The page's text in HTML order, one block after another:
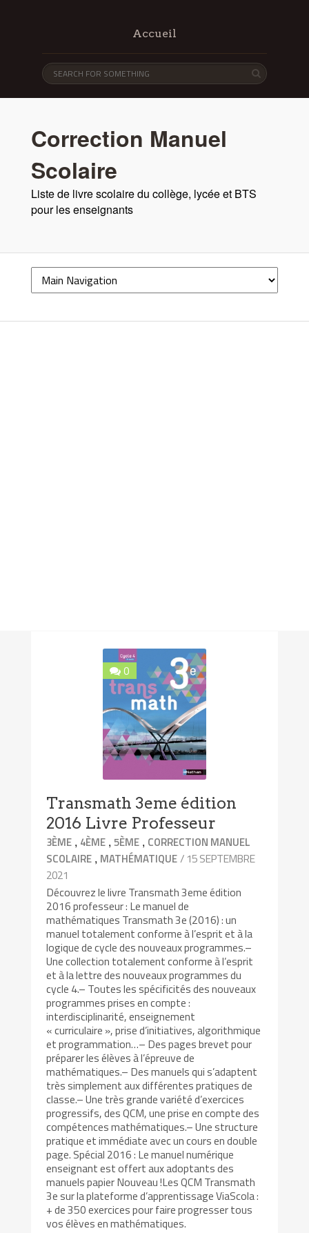
Accueil
Correction Manuel
Scolaire
Liste de livre scolaire du collège, lycée et BTS
pour les enseignants
0
Transmath 3eme édition
2016 Livre Professeur
3ÈME , 4ÈME ,5ÈME , CORRECTION MANUEL
SCOLAIRE , MATHÉMATIQUE/ 15 SEPTEMBRE
2021
Découvrez le livre Transmath 3eme édition
2016 professeur : Le manuel de
mathématiques Transmath 3e (2016) : un
manuel totalement conforme à l’esprit et à la
logique de cycle des nouveaux programmes.–
Une collection totalement conforme à l’esprit
et à la lettre des nouveaux programmes du
cycle 4.– Toutes les spécificités des nouveaux
programmes prises en compte :
interdisciplinarité, enseignement
« curriculaire », prise d’initiatives, algorithmique
et programmation…– Des pages brevet pour
préparer les élèves à l’épreuve de
mathématiques.– Des manuels qui s’adaptent
très simplement aux différentes pratiques de
classe.– Une très grande variété d’exercices
progressifs, des QCM, une prise en compte des
compétences mathématiques.– Une structure
pratique et immédiate avec un cours en double
page. Spécial 2016 : Le manuel numérique
enseignant est offert aux adoptants des
manuels papier Nouveau !Les QCM Transmath
3e sur la plateforme d’apprentissage ViaScola :
+ de 350 exercices pour faire progresser tous
vos élèves en mathématiques.